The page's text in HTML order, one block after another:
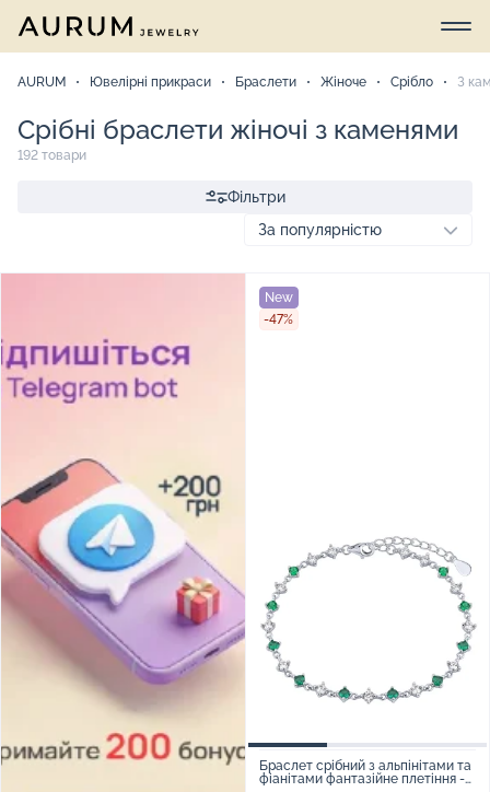
AURUM Ювелірні прикраси Браслети Жіноче Срібло З
Срібні браслети жіночі з каменями
192 товари
Фільтри
New
-47%
Браслет срібний з альпінітами та
фіанітами фантазійне плетіння -